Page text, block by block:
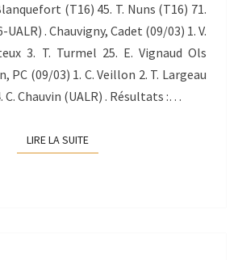
(T16) 45. T. Nuns (T16) 71.
. Chauvigny, Cadet (09/03) 1. V.
3. T. Turmel 25. E. Vignaud Ols
PC (09/03) 1. C. Veillon 2. T. Largeau
C. Chauvin (UALR) . Résultats :…
LIRE LA SUITELIRE LA SUITE